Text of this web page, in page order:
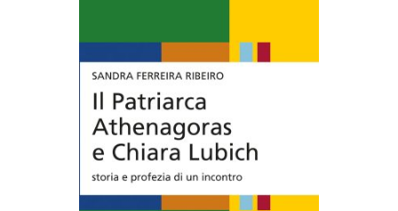
AGGIUNGI AL CARRELLO